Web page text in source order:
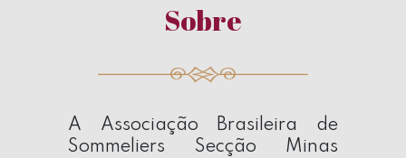
Sobre
A Associação Brasileira de
Sommeliers Secção Minas